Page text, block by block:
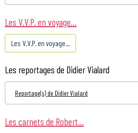
Les V.V.P. en voyage...
Les V.V.P. en voyage...
Les reportages de Didier Vialard
Reportage(s) de Didier Vialard
Les carnets de Robert...